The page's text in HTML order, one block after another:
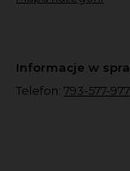
Informacje w
Telefon: 793-577-977